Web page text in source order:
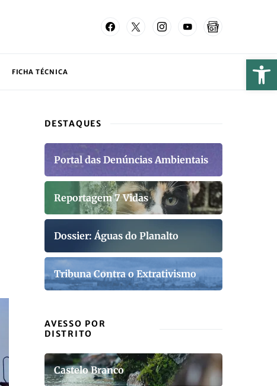
FICHA TÉCNICA
DESTAQUES
Portal das Denúncias Ambientais
Reportagem 7 Vidas
Dossier: Águas do Planalto
Tribuna Contra o Extrativismo
AVESSO POR
DISTRITO
Castelo Branco